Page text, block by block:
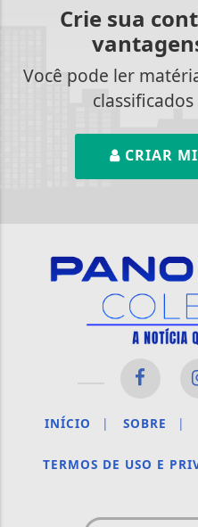
Crie sua
Você pode ler
CRIAR
INÍCIO | SOBRE |
TERMOS DE USO E